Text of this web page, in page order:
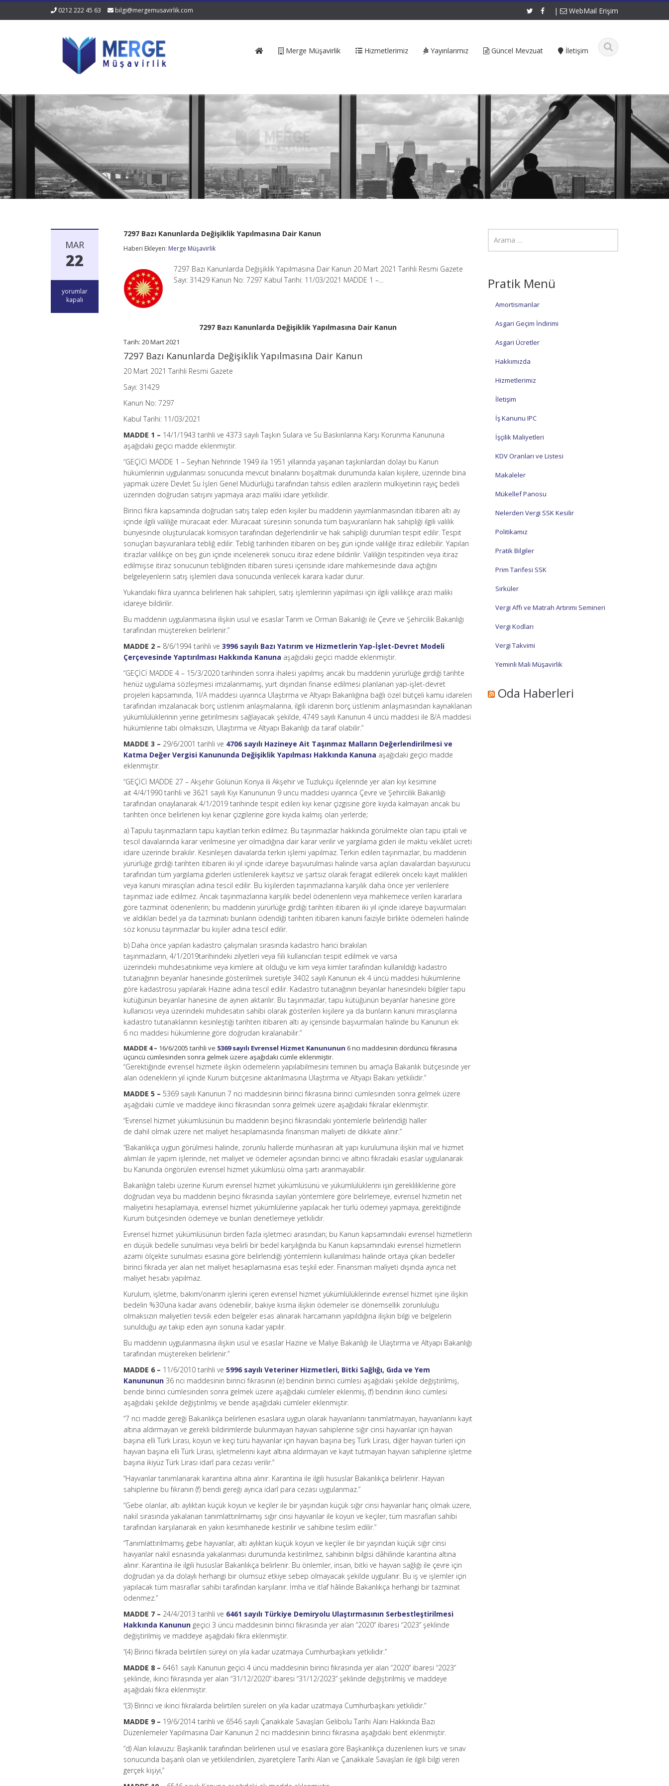
0212 222 45 63 bilgi@mergemusavirlik.com | WebMail Erişim
Merge Müşavirlik Hizmetlerimiz Yayınlarımız Güncel Mevzuat İletişim
MAR
22
7297
Bazı
yorumlar
kapalı
7297 Bazı Kanunlarda Değişiklik Yapılmasına Dair Kanun
Haberi Ekleyen: Merge Müşavirlik
7297 Bazı Kanunlarda Değişiklik Yapılmasına Dair Kanun 20 Mart 2021 Tarihli Resmi Gazete
Sayı: 31429 Kanun No: 7297 Kabul Tarihi: 11/03/2021 MADDE 1 –…
7297 Bazı Kanunlarda Değişiklik Yapılmasına Dair Kanun
Tarih: 20 Mart 2021
7297 Bazı Kanunlarda Değişiklik Yapılmasına Dair Kanun
20 Mart 2021 Tarihli Resmi Gazete
Sayı: 31429
Kanun No: 7297
Kabul Tarihi: 11/03/2021
MADDE 1 – 14/1/1943 tarihli ve 4373 sayılı Taşkın Sulara ve Su Baskınlarına Karşı Korunma Kanununa
aşağıdaki geçici madde eklenmiştir.
“GEÇİCİ MADDE 1 – Seyhan Nehrinde 1949 ila 1951 yıllarında yaşanan taşkınlardan dolayı bu Kanun
hükümlerinin uygulanması sonucunda mevcut binalarını boşaltmak durumunda kalan kişilere, üzerinde bina
yapmak üzere Devlet Su İşleri Genel Müdürlüğü tarafından tahsis edilen arazilerin mülkiyetinin rayiç bedeli
üzerinden doğrudan satışını yapmaya arazi maliki idare yetkilidir.
Birinci fıkra kapsamında doğrudan satış talep eden kişiler bu maddenin yayımlanmasından itibaren altı ay
içinde ilgili valiliğe müracaat eder. Müracaat süresinin sonunda tüm başvuranların hak sahipliği ilgili valilik
bünyesinde oluşturulacak komisyon tarafından değerlendirilir ve hak sahipliği durumları tespit edilir. Tespit
sonuçları başvuranlara tebliğ edilir. Tebliğ tarihinden itibaren on beş gün içinde valiliğe itiraz edilebilir. Yapılan
itirazlar valilikçe on beş gün içinde incelenerek sonucu itiraz edene bildirilir. Valiliğin tespitinden veya itiraz
edilmişse itiraz sonucunun tebliğinden itibaren süresi içerisinde idare mahkemesinde dava açtığını
belgeleyenlerin satış işlemleri dava sonucunda verilecek karara kadar durur.
Yukarıdaki fıkra uyarınca belirlenen hak sahipleri, satış işlemlerinin yapılması için ilgili valilikçe arazi maliki
idareye bildirilir.
Bu maddenin uygulanmasına ilişkin usul ve esaslar Tarım ve Orman Bakanlığı ile Çevre ve Şehircilik Bakanlığı
tarafından müştereken belirlenir.”
MADDE 2 – 8/6/1994 tarihli ve3996 sayılı Bazı Yatırım ve Hizmetlerin Yap-İşlet-Devret Modeli
Çerçevesinde Yaptırılması Hakkında Kanuna aşağıdaki geçici madde eklenmiştir.
“GEÇİCİ MADDE 4 – 15/3/2020 tarihinden sonra ihalesi yapılmış ancak bu maddenin yürürlüğe girdiği tarihte
henüz uygulama sözleşmesi imzalanmamış, yurt dışından finanse edilmesi planlanan yap-işlet-devret
projeleri kapsamında, 1l/A maddesi uyarınca Ulaştırma ve Altyapı Bakanlığına bağlı özel bütçeli kamu idareleri
tarafından imzalanacak borç üstlenim anlaşmalarına, ilgili idarenin borç üstlenim anlaşmasından kaynaklanan
yükümlülüklerinin yerine getirilmesini sağlayacak şekilde, 4749 sayılı Kanunun 4 üncü maddesi ile 8/A maddesi
hükümlerine tabi olmaksızın, Ulaştırma ve Altyapı Bakanlığı da taraf olabilir.”
MADDE 3 – 29/6/2001 tarihli ve 4706 sayılı Hazineye Ait Taşınmaz Malların Değerlendirilmesi ve
Katma Değer Vergisi Kanununda Değişiklik Yapılması Hakkında Kanuna aşağıdaki geçici madde
eklenmiştir.
“GEÇİCİ MADDE 27 – Akşehir Gölünün Konya ili Akşehir ve Tuzlukçu ilçelerinde yer alan kıyı kesimine
ait 4/4/1990 tarihli ve 3621 sayılı Kıyı Kanununun 9 uncu maddesi uyarınca Çevre ve Şehircilik Bakanlığı
tarafından onaylanarak 4/1/2019 tarihinde tespit edilen kıyı kenar çizgisine göre kıyıda kalmayan ancak bu
tarihten önce belirlenen kıyı kenar çizgilerine göre kıyıda kalmış olan yerlerde;
a) Tapulu taşınmazların tapu kayıtları terkin edilmez. Bu taşınmazlar hakkında görülmekte olan tapu iptali ve
tescil davalarında karar verilmesine yer olmadığına dair karar verilir ve yargılama gideri ile maktu vekâlet ücreti
idare üzerinde bırakılır. Kesinleşen davalarda terkin işlemi yapılmaz. Terkin edilen taşınmazlar, bu maddenin
yürürlüğe girdiği tarihten itibaren iki yıl içinde idareye başvurulması halinde varsa açılan davalardan başvurucu
tarafından tüm yargılama giderleri üstlenilerek kayıtsız ve şartsız olarak feragat edilerek önceki kayıt malikleri
veya kanuni mirasçıları adına tescil edilir. Bu kişilerden taşınmazlarına karşılık daha önce yer verilenlere
taşınmaz iade edilmez. Ancak taşınmazlarına karşılık bedel ödenenlerin veya mahkemece verilen kararlara
göre tazminat ödenenlerin; bu maddenin yürürlüğe girdiği tarihten itibaren iki yıl içinde idareye başvurmaları
ve aldıkları bedel ya da tazminatı bunların ödendiği tarihten itibaren kanuni faiziyle birlikte ödemeleri halinde
söz konusu taşınmazlar bu kişiler adına tescil edilir.
b) Daha önce yapılan kadastro çalışmaları sırasında kadastro harici bırakılan
taşınmazların, 4/1/2019tarihindeki zilyetleri veya fiili kullanıcıları tespit edilmek ve varsa
üzerindeki muhdesatınkime veya kimlere ait olduğu ve kim veya kimler tarafından kullanıldığı kadastro
tutanağının beyanlar hanesinde gösterilmek suretiyle 3402 sayılı Kanunun ek 4 üncü maddesi hükümlerine
göre kadastrosu yapılarak Hazine adına tescil edilir. Kadastro tutanağının beyanlar hanesindeki bilgiler tapu
kütüğünün beyanlar hanesine de aynen aktarılır. Bu taşınmazlar, tapu kütüğünün beyanlar hanesine göre
kullanıcısı veya üzerindeki muhdesatın sahibi olarak gösterilen kişilere ya da bunların kanuni mirasçılarına
kadastro tutanaklarının kesinleştiği tarihten itibaren altı ay içerisinde başvurmaları halinde bu Kanunun ek
6 ncı maddesi hükümlerine göre doğrudan kiralanabilir.”
MADDE 4 – 16/6/2005 tarihli ve 5369 sayılı Evrensel Hizmet Kanununun 6 ncı maddesinin dördüncü fıkrasına
üçüncü cümlesinden sonra gelmek üzere aşağıdaki cümle eklenmiştir.
“Gerektiğinde evrensel hizmete ilişkin ödemelerin yapılabilmesini teminen bu amaçla Bakanlık bütçesinde yer
alan ödeneklerin yıl içinde Kurum bütçesine aktarılmasına Ulaştırma ve Altyapı Bakanı yetkilidir.”
MADDE 5 – 5369 sayılı Kanunun 7 nci maddesinin birinci fıkrasına birinci cümlesinden sonra gelmek üzere
aşağıdaki cümle ve maddeye ikinci fıkrasından sonra gelmek üzere aşağıdaki fıkralar eklenmiştir.
“Evrensel hizmet yükümlüsünün bu maddenin beşinci fıkrasındaki yöntemlerle belirlendiği haller
de dahil olmak üzere net maliyet hesaplamasında finansman maliyeti de dikkate alınır.”
“Bakanlıkça uygun görülmesi halinde, zorunlu hallerde münhasıran alt yapı kurulumuna ilişkin mal ve hizmet
alımları ile yapım işlerinde, net maliyet ve ödemeler açısından birinci ve altıncı fıkradaki esaslar uygulanarak
bu Kanunda öngörülen evrensel hizmet yükümlüsü olma şartı aranmayabilir.
Bakanlığın talebi üzerine Kurum evrensel hizmet yükümlüsünü ve yükümlülüklerini işin gerekliliklerine göre
doğrudan veya bu maddenin beşinci fıkrasında sayılan yöntemlere göre belirlemeye, evrensel hizmetin net
maliyetini hesaplamaya, evrensel hizmet yükümlülerine yapılacak her türlü ödemeyi yapmaya, gerektiğinde
Kurum bütçesinden ödemeye ve bunları denetlemeye yetkilidir.
Evrensel hizmet yükümlüsünün birden fazla işletmeci arasından; bu Kanun kapsamındaki evrensel hizmetlerin
en düşük bedelle sunulması veya belirli bir bedel karşılığında bu Kanun kapsamındaki evrensel hizmetlerin
azami ölçekte sunulması esasına göre belirlendiği yöntemlerin kullanılması halinde ortaya çıkan bedeller
birinci fıkrada yer alan net maliyet hesaplamasına esas teşkil eder. Finansman maliyeti dışında ayrıca net
maliyet hesabı yapılmaz.
Kurulum, işletme, bakım/onarım işlerini içeren evrensel hizmet yükümlülüklerinde evrensel hizmet işine ilişkin
bedelin %30’una kadar avans ödenebilir, bakiye kısma ilişkin ödemeler ise dönemsellik zorunluluğu
olmaksızın maliyetleri tevsik eden belgeler esas alınarak harcamanın yapıldığına ilişkin bilgi ve belgelerin
sunulduğu ayı takip eden ayın sonuna kadar yapılır.
Bu maddenin uygulanmasına ilişkin usul ve esaslar Hazine ve Maliye Bakanlığı ile Ulaştırma ve Altyapı Bakanlığı
tarafından müştereken belirlenir.”
MADDE 6 – 11/6/2010 tarihli ve5996 sayılı Veteriner Hizmetleri, Bitki Sağlığı, Gıda ve Yem
Kanununun 36 ncı maddesinin birinci fıkrasının (e) bendinin birinci cümlesi aşağıdaki şekilde değiştirilmiş,
bende birinci cümlesinden sonra gelmek üzere aşağıdaki cümleler eklenmiş, (f) bendinin ikinci cümlesi
aşağıdaki şekilde değiştirilmiş ve bende aşağıdaki cümleler eklenmiştir.
“7 nci madde gereği Bakanlıkça belirlenen esaslara uygun olarak hayvanlarını tanımlatmayan, hayvanlarını kayıt
altına aldırmayan ve gerekli bildirimlerde bulunmayan hayvan sahiplerine sığır cinsi hayvanlar için hayvan
başına elli Türk Lirası, koyun ve keçi türü hayvanlar için hayvan başına beş Türk Lirası, diğer hayvan türleri için
hayvan başına elli Türk Lirası, işletmelerini kayıt altına aldırmayan ve kayıt tutmayan hayvan sahiplerine işletme
başına ikiyüz Türk Lirası idarî para cezası verilir.”
“Hayvanlar tanımlanarak karantina altına alınır. Karantina ile ilgili hususlar Bakanlıkça belirlenir. Hayvan
sahiplerine bu fıkranın (f) bendi gereği ayrıca idarî para cezası uygulanmaz.”
“Gebe olanlar, altı aylıktan küçük koyun ve keçiler ile bir yaşından küçük sığır cinsi hayvanlar hariç olmak üzere,
nakil sırasında yakalanan tanımlattırılmamış sığır cinsi hayvanlar ile koyun ve keçiler, tüm masrafları sahibi
tarafından karşılanarak en yakın kesimhanede kestirilir ve sahibine teslim edilir.”
“Tanımlattırılmamış gebe hayvanlar, altı aylıktan küçük koyun ve keçiler ile bir yaşından küçük sığır cinsi
havyanlar nakil esnasında yakalanması durumunda kestirilmez, sahibinin bilgisi dâhilinde karantina altına
alınır. Karantina ile ilgili hususlar Bakanlıkça belirlenir. Bu önlemler, insan, bitki ve hayvan sağlığı ile çevre için
doğrudan ya da dolaylı herhangi bir olumsuz etkiye sebep olmayacak şekilde uygulanır. Bu iş ve işlemler için
yapılacak tüm masraflar sahibi tarafından karşılanır. İmha ve itlaf hâlinde Bakanlıkça herhangi bir tazminat
ödenmez.”
MADDE 7 – 24/4/2013 tarihli ve 6461 sayılı Türkiye Demiryolu Ulaştırmasının Serbestleştirilmesi
Hakkında Kanunun geçici 3 üncü maddesinin birinci fıkrasında yer alan “2020” ibaresi “2023” şeklinde
değiştirilmiş ve maddeye aşağıdaki fıkra eklenmiştir.
“(4) Birinci fıkrada belirtilen süreyi on yıla kadar uzatmaya Cumhurbaşkanı yetkilidir.”
MADDE 8 – 6461 sayılı Kanunun geçici 4 üncü maddesinin birinci fıkrasında yer alan “2020” ibaresi “2023”
şeklinde, ikinci fıkrasında yer alan “31/12/2020” ibaresi “31/12/2023” şeklinde değiştirilmiş ve maddeye
aşağıdaki fıkra eklenmiştir.
“(3) Birinci ve ikinci fıkralarda belirtilen süreleri on yıla kadar uzatmaya Cumhurbaşkanı yetkilidir.”
MADDE 9 – 19/6/2014 tarihli ve 6546 sayılı Çanakkale Savaşları Gelibolu Tarihi Alanı Hakkında Bazı
Düzenlemeler Yapılmasına Dair Kanunun 2 nci maddesinin birinci fıkrasına aşağıdaki bent eklenmiştir.
“d) Alan kılavuzu: Başkanlık tarafından belirlenen usul ve esaslara göre Başkanlıkça düzenlenen kurs ve sınav
sonucunda başarılı olan ve yetkilendirilen, ziyaretçilere Tarihi Alan ve Çanakkale Savaşları ile ilgili bilgi veren
gerçek kişiyi,”
Pratik Menü
Amortismanlar
Asgari Geçim İndirimi
Asgari Ücretler
Hakkımızda
Hizmetlerimiz
İletişim
İş Kanunu IPC
İşçilik Maliyetleri
KDV Oranları ve Listesi
Makaleler
Mükellef Panosu
Nelerden Vergi SSK Kesilir
Politikamız
Pratik Bilgiler
Prim Tarifesi SSK
Sirküler
Vergi Affı ve Matrah Artırımı Semineri
Vergi Kodları
Vergi Takvimi
Yeminli Mali Müşavirlik
Oda Haberleri